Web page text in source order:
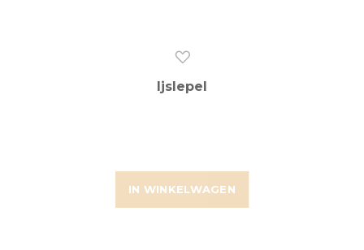
IN WINKELWAGEN
Ijslepel